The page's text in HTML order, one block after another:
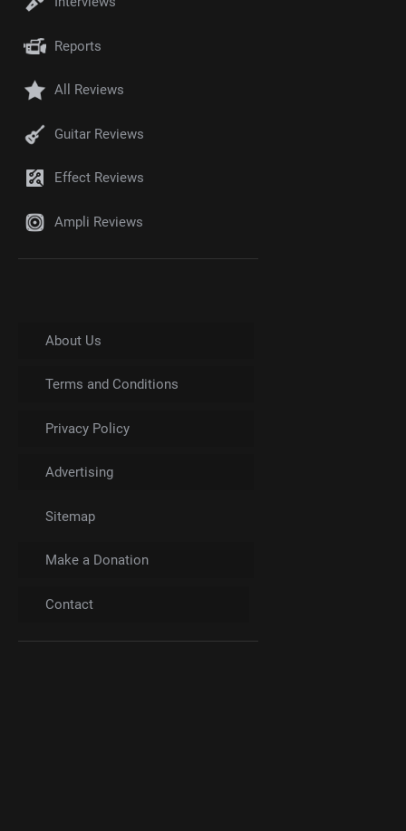
Reports
All Reviews
Guitar Reviews
Effect Reviews
Ampli Reviews
About Us
Terms and Conditions
Privacy Policy
Advertising
Sitemap
Make a Donation
Contact